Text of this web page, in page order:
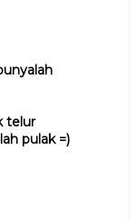
telur
pulak =)